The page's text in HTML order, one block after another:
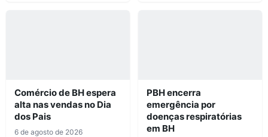
Comércio de BH espera
alta nas vendas no Dia
dos Pais
6 de agosto de 2026
PBH encerra
emergência por
doenças respiratórias
em BH